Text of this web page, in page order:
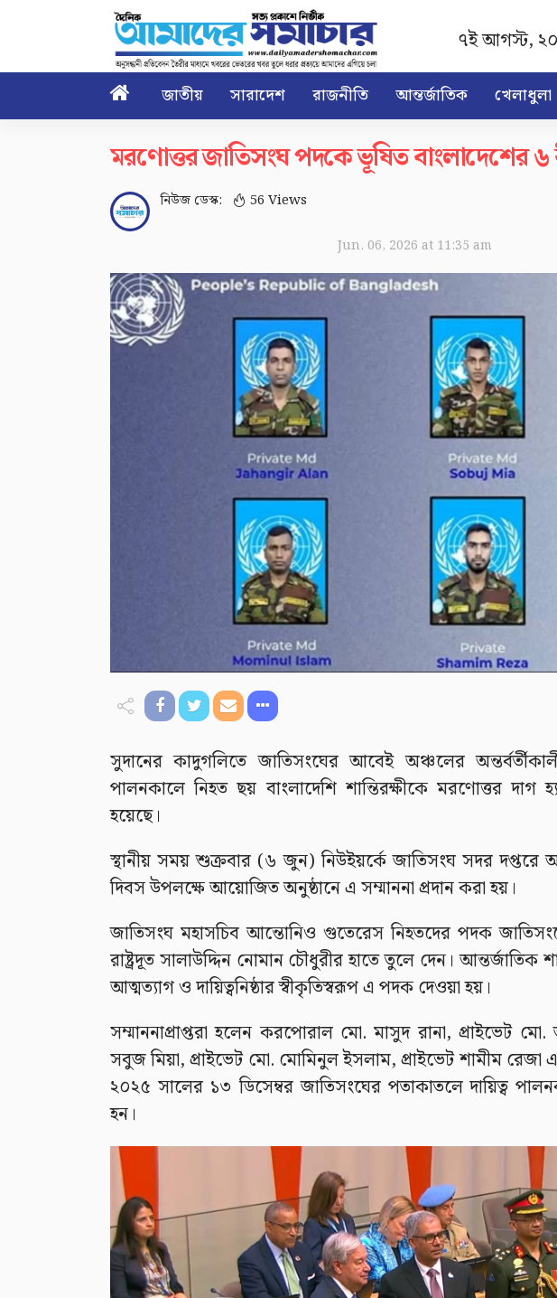
৭ই আগস্ট,
 জাতীয় সারাদেশ রাজনীতি আন্তর্জাতিক খেলাধুলা
মরণোত্তর জাতিসংঘ পদকে ভূষিত বাংলাদেশের ৬
নিউজ ডেস্ক: 56 Views
Jun. 06, 2026 at 11:35 am
সুদানের কাদুগলিতে জাতিসংঘের আবেই অঞ্চলের
পালনকালে নিহত ছয় বাংলাদেশি শান্তিরক্ষীকে মরণোত্তর দাগ
হয়েছে।
স্থানীয় সময় শুক্রবার (৬ জুন) নিউইয়র্কে জাতিসংঘ সদর দপ্তরে
দিবস উপলক্ষে আয়োজিত অনুষ্ঠানে এ সম্মাননা প্রদান করা হয়।
জাতিসংঘ মহাসচিব আন্তোনিও গুতেরেস নিহতদের পদক জাতিসংঘে
রাষ্ট্রদূত সালাউদ্দিন নোমান চৌধুরীর হাতে তুলে দেন। আন্তর্জাতিক
আত্মত্যাগ ও দায়িত্বনিষ্ঠার স্বীকৃতিস্বরূপ এ পদক দেওয়া হয়।
সম্মাননাপ্রাপ্তরা হলেন করপোরাল মো. মাসুদ রানা, প্রাইভেট
সবুজ মিয়া, প্রাইভেট মো. মোমিনুল ইসলাম, প্রাইভেট শামীম রেজা
২০২৫ সালের ১৩ ডিসেম্বর জাতিসংঘের পতাকাতলে দায়িত্ব
হন।